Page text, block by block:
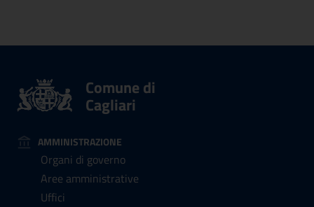
Comune di
Cagliari
AMMINISTRAZIONE
Organi di governo
Aree amministrative
Uffici